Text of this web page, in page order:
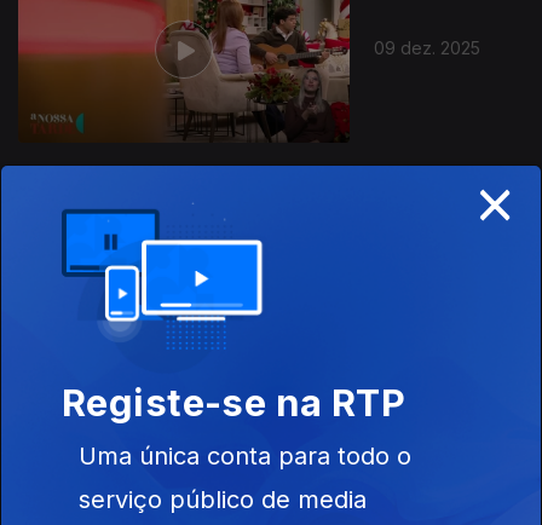
09 dez. 2025
05 dez. 2025
×
Registe-se na RTP
Uma única conta para todo o
serviço público de media